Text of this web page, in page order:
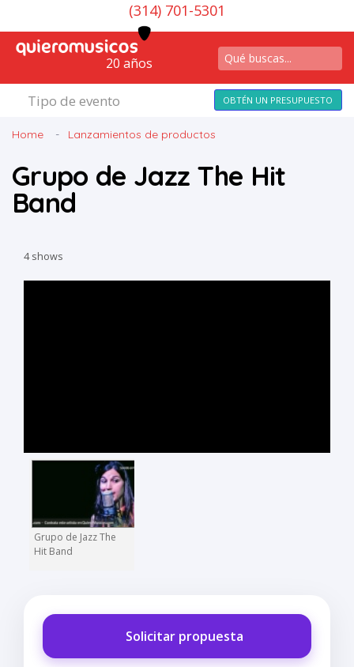
(314) 701-5301
20 años
Tipo de evento OBTÉN UN PRESUPUESTO
Home Lanzamientos de productos
Grupo de Jazz The Hit
Band
4 shows
Grupo de Jazz The
Hit Band
Solicitar propuesta